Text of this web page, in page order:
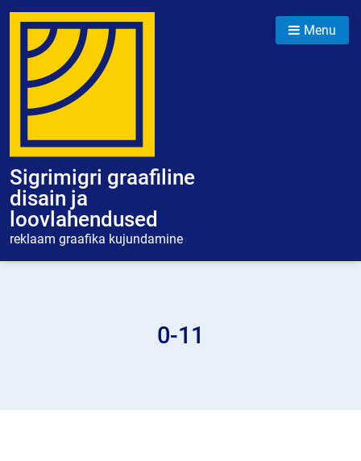
Skip
content
Sigrimigri graafiline
disain ja
loovlahendused
reklaam graafika kujundamine
Menu
0-11